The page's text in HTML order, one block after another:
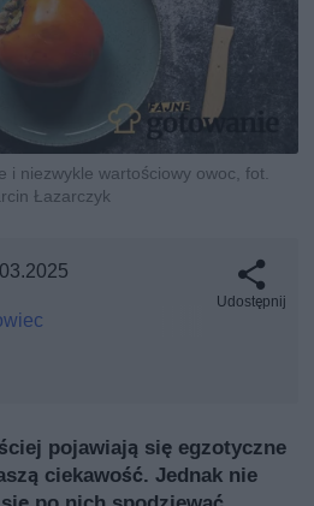
i niezwykle wartościowy owoc, fot.
Łazarczyk
Udostępnij
pojawiają się egzotyczne
ciekawość. Jednak nie